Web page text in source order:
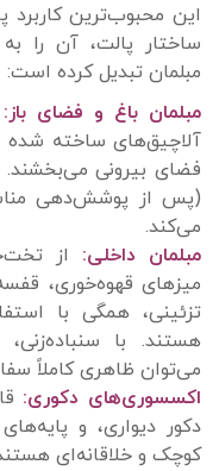
این محبوب‌ترین
ساختار پالت، آن را
مبلمان تبدیل کرده است:
مبلمان باغ و فضای باز:
آلاچیق‌های ساخته شده
فضای بیرونی
(پس از پوشش‌دهی
می‌کند.
مبلمان داخلی: از
میزهای قهوه‌خوری،
تزئینی، همگی با
هستند. با
می‌توان ظاهری کاملاً
اکسسوری‌های دکوری:
دکور دیواری، و
کوچک و خلاقانه‌ای